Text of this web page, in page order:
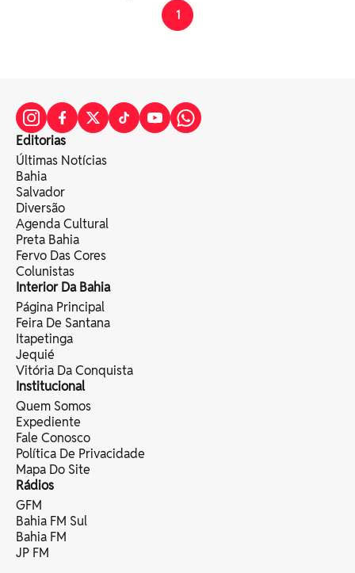
1
Editorias
Últimas Notícias
Bahia
Salvador
Diversão
Agenda Cultural
Preta Bahia
Fervo Das Cores
Colunistas
Interior Da Bahia
Página Principal
Feira De Santana
Itapetinga
Jequié
Vitória Da Conquista
Institucional
Quem Somos
Expediente
Fale Conosco
Política De Privacidade
Mapa Do Site
Rádios
GFM
Bahia FM Sul
Bahia FM
JP FM